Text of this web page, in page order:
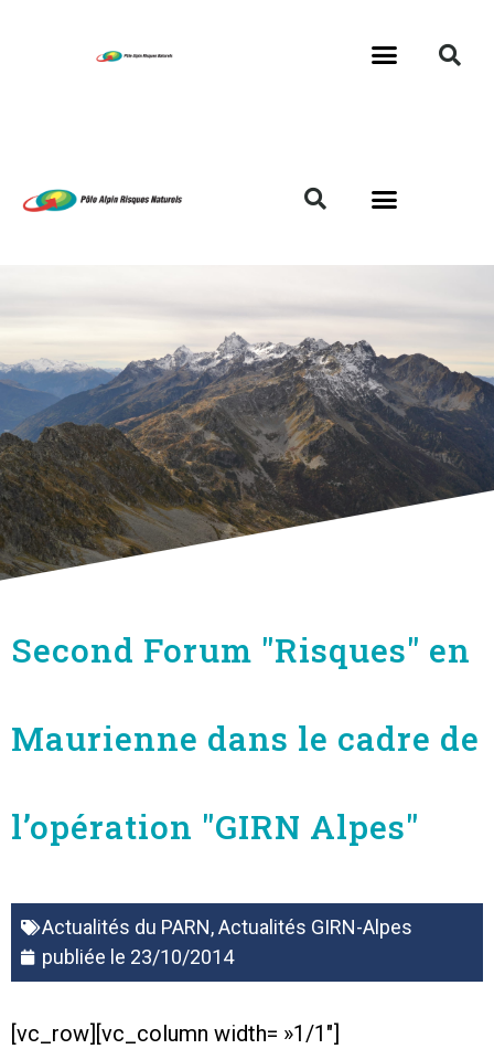
Second Forum "Risques" en
Maurienne dans le cadre de
l’opération "GIRN Alpes"
Actualités du PARN,Actualités GIRN-Alpes
publiée le 23/10/2014
[vc_row][vc_column width= »1/1″]